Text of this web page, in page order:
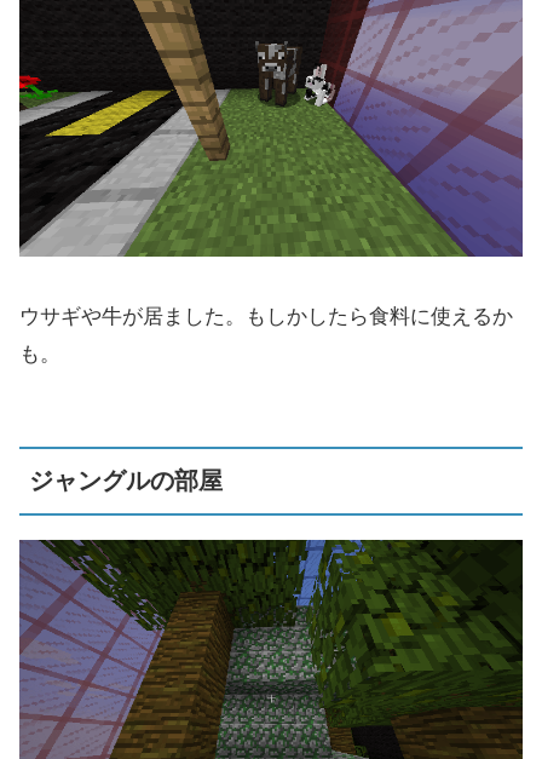
ウサギや牛が居ました。もしかしたら食料に使えるか
も。
ジャングルの部屋